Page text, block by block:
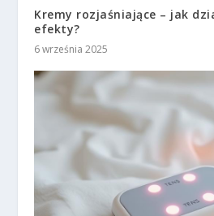
Kremy rozjaśniające – jak
efekty?
6 września 2025